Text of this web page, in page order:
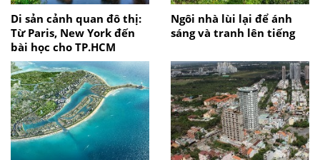
Di sản cảnh quan đô thị:
Từ Paris, New York đến
bài học cho TP.HCM
Ngôi nhà lùi lại để ánh
sáng và tranh lên tiếng